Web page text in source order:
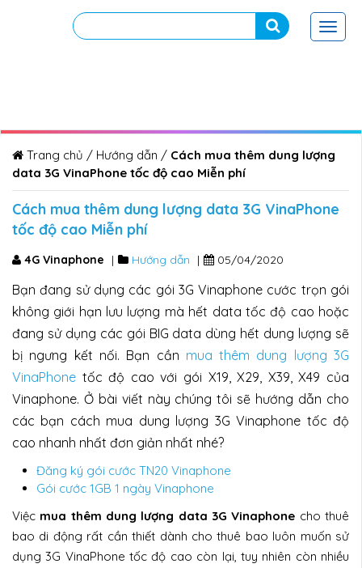
Trang chủ / Hướng dẫn / Cách mua thêm dung lượng
data 3G VinaPhone tốc độ cao Miễn phí
Cách mua thêm dung lượng data 3G VinaPhone
tốc độ cao Miễn phí
4G Vinaphone | Hướng dẫn | 05/04/2020
Bạn đang sử dụng các gói 3G Vinaphone cước trọn gói
không giới hạn lưu lượng mà hết data tốc độ cao hoặc
đang sử dụng các gói BIG data dùng hết dung lượng sẽ
bị ngưng kết nối. Bạn cần mua thêm dung lượng 3G
VinaPhone tốc độ cao với gói X19, X29, X39, X49 của
Vinaphone. Ở bài viết này chúng tôi sẽ hướng dẫn cho
các bạn cách mua dung lượng 3G Vinaphone tốc độ
cao nhanh nhất đơn giản nhất nhé?
Đăng ký gói cước TN20 Vinaphone
Gói cước 1GB 1 ngày Vinaphone
Việc mua thêm dung lượng data 3G Vinaphone cho thuê
bao di động rất cần thiết dành cho thuê bao luôn muốn sử
dụng 3G VinaPhone tốc độ cao còn lại, tuy nhiên còn nhiều